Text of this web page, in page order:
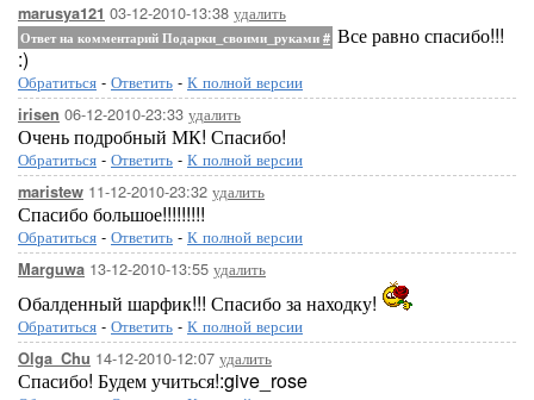
marusya121 03-12-2010-13:38 удалить
Ответ на комментарий Подарки_своими_руками # Все равно спасибо!!!
:)
Обратиться - Ответить - К полной версии
irisen 06-12-2010-23:33 удалить
Очень подробный МК! Спасибо!
Обратиться - Ответить - К полной версии
maristew 11-12-2010-23:32 удалить
Спасибо большое!!!!!!!!!
Обратиться - Ответить - К полной версии
Marguwa 13-12-2010-13:55 удалить
Обалденный шарфик!!! Спасибо за находку!
Обратиться - Ответить - К полной версии
Olga_Chu 14-12-2010-12:07 удалить
Спасибо! Будем учиться!:give_rose